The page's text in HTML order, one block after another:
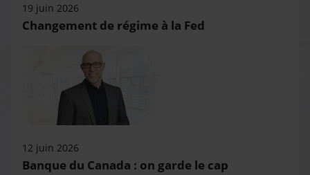
19 juin 2026
Changement de régime à la Fed
12 juin 2026
Banque du Canada : on garde le cap